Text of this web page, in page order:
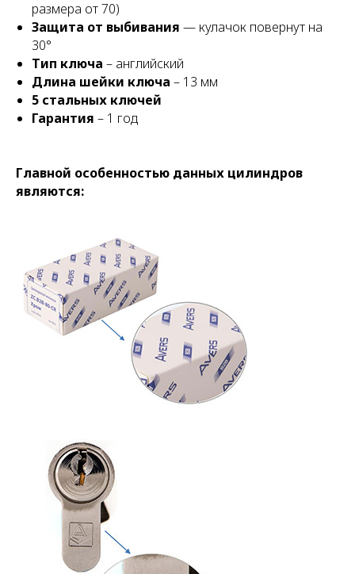
размера от 70)
Защита от выбивания — кулачок повернут на
30°
Тип ключа – английский
Длина шейки ключа – 13 мм
5 стальных ключей
Гарантия – 1 год
Главной особенностью данных цилиндров
являются: